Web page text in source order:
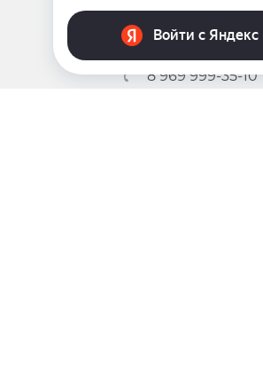
ЗАДАТЬ ВОПРОС
8 969 999-35-10